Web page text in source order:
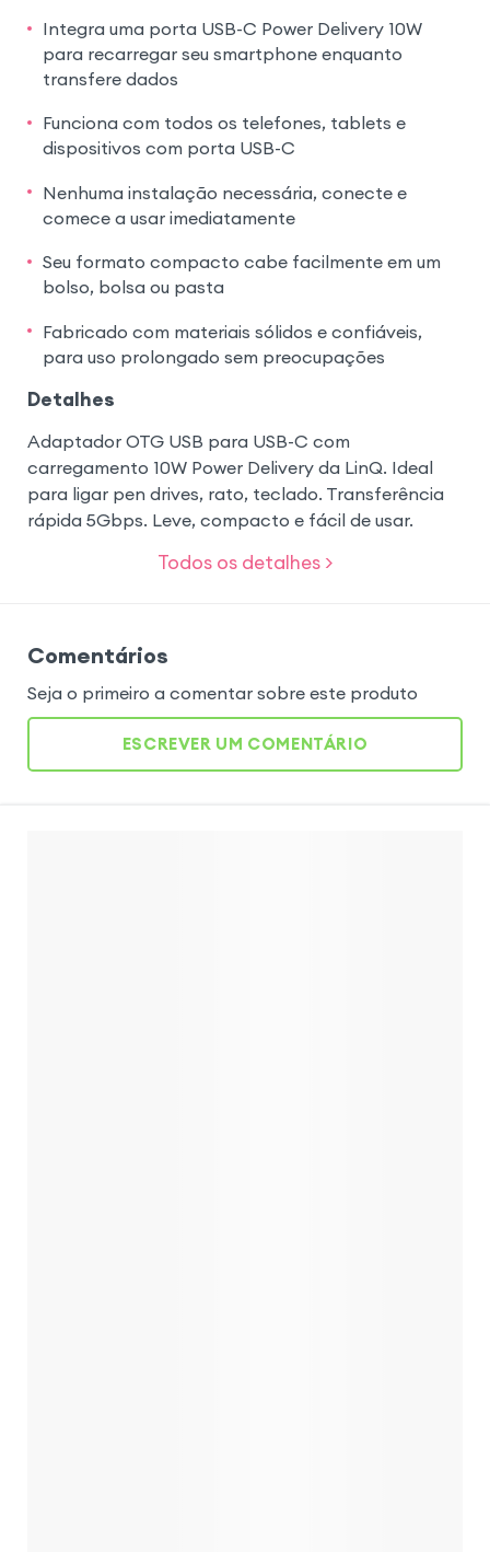
Integra uma porta USB-C Power Delivery 10W
para recarregar seu smartphone enquanto
transfere dados
Funciona com todos os telefones, tablets e
dispositivos com porta USB-C
Nenhuma instalação necessária, conecte e
comece a usar imediatamente
Seu formato compacto cabe facilmente em um
bolso, bolsa ou pasta
Fabricado com materiais sólidos e confiáveis,
para uso prolongado sem preocupações
Detalhes
Adaptador OTG USB para USB-C com
carregamento 10W Power Delivery da LinQ. Ideal
para ligar pen drives, rato, teclado. Transferência
rápida 5Gbps. Leve, compacto e fácil de usar.
Todos os detalhes >
Comentários
Seja o primeiro a comentar sobre este produto
ESCREVER UM COMENTÁRIO